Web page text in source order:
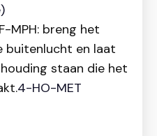
MPH: breng het
buitenlucht en laat
staan die het
4-HO-MET